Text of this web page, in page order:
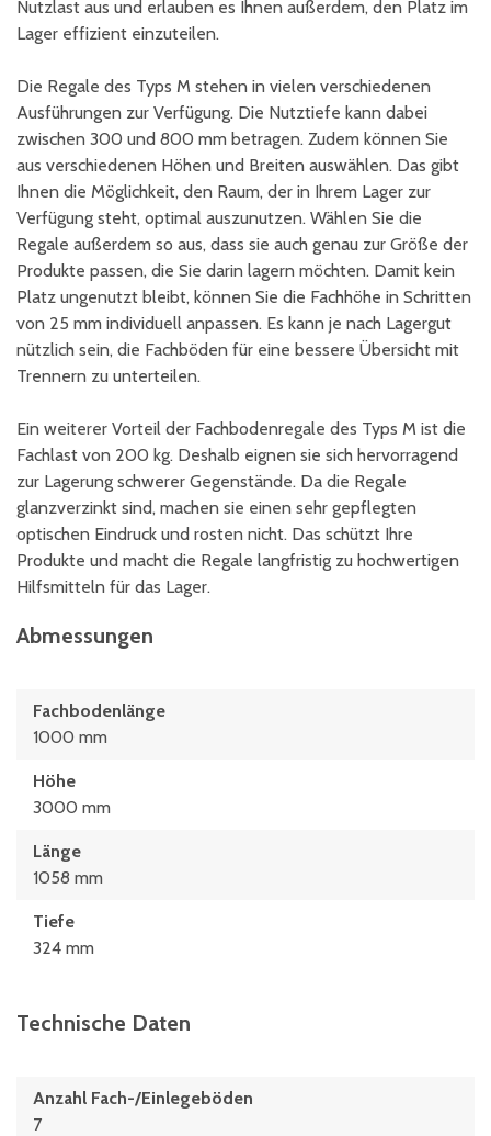
Nutzlast aus und erlauben es Ihnen außerdem, den Platz im
Lager effizient einzuteilen.
Die Regale des Typs M stehen in vielen verschiedenen
Ausführungen zur Verfügung. Die Nutztiefe kann dabei
zwischen 300 und 800 mm betragen. Zudem können Sie
aus verschiedenen Höhen und Breiten auswählen. Das gibt
Ihnen die Möglichkeit, den Raum, der in Ihrem Lager zur
Verfügung steht, optimal auszunutzen. Wählen Sie die
Regale außerdem so aus, dass sie auch genau zur Größe der
Produkte passen, die Sie darin lagern möchten. Damit kein
Platz ungenutzt bleibt, können Sie die Fachhöhe in Schritten
von 25 mm individuell anpassen. Es kann je nach Lagergut
nützlich sein, die Fachböden für eine bessere Übersicht mit
Trennern zu unterteilen.
Ein weiterer Vorteil der Fachbodenregale des Typs M ist die
Fachlast von 200 kg. Deshalb eignen sie sich hervorragend
zur Lagerung schwerer Gegenstände. Da die Regale
glanzverzinkt sind, machen sie einen sehr gepflegten
optischen Eindruck und rosten nicht. Das schützt Ihre
Produkte und macht die Regale langfristig zu hochwertigen
Hilfsmitteln für das Lager.
Abmessungen
Fachbodenlänge
1000 mm
Höhe
3000 mm
Länge
1058 mm
Tiefe
324 mm
Technische Daten
Anzahl Fach-/Einlegeböden
7